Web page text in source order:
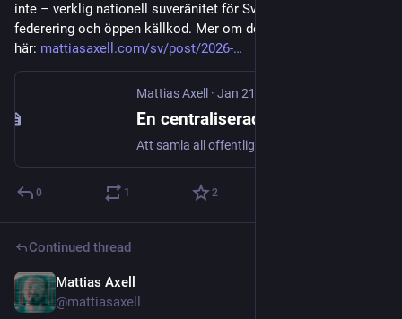
inte – verklig nationell suveränitet för Sverige kräver stöd för
federering och öppen källkod. Mer om detta skriver jag om
här: mattiasaxell.com/sv/post/2026-
Mattias Axell · Jan 21
0 1 2
Continued thread
Mattias Axell
@mattiasaxell